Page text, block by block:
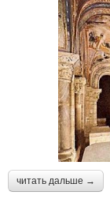
читать дальше →